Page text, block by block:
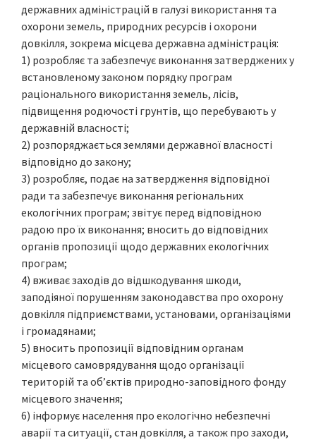
державних адміністрацій в галузі використання та
охорони земель, природних ресурсів і охорони
довкілля, зокрема місцева державна адміністрація:
1) розробляє та забезпечує виконання затверджених у
встановленому законом порядку програм
раціонального використання земель, лісів,
підвищення родючості грунтів, що перебувають у
державній власності;
2) розпоряджається землями державної власності
відповідно до закону;
3) розробляє, подає на затвердження відповідної
ради та забезпечує виконання регіональних
екологічних програм; звітує перед відповідною
радою про їх виконання; вносить до відповідних
органів пропозиції щодо державних екологічних
програм;
4) вживає заходів до відшкодування шкоди,
заподіяної порушенням законодавства про охорону
довкілля підприємствами, установами, організаціями
і громадянами;
5) вносить пропозиції відповідним органам
місцевого самоврядування щодо організації
територій та об’єктів природно-заповідного фонду
місцевого значення;
6) інформує населення про екологічно небезпечні
аварії та ситуації, стан довкілля, а також про заходи,